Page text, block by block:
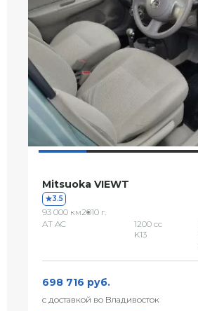
Mitsuoka VIEWT
3.5
93 000 км2010 г.
AT AC
1200 сс
K13
698 716 руб.
с доставкой во Владивосток